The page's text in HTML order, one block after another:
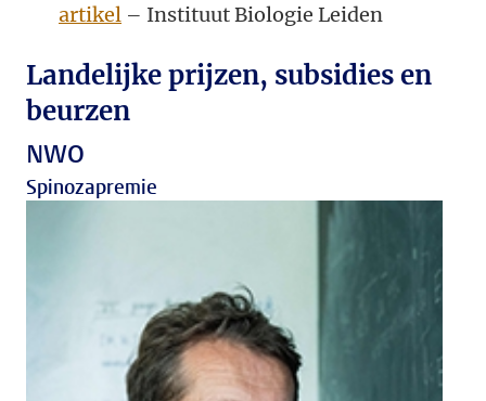
artikel – Instituut Biologie Leiden
Landelijke prijzen, subsidies en
beurzen
NWO
Spinozapremie